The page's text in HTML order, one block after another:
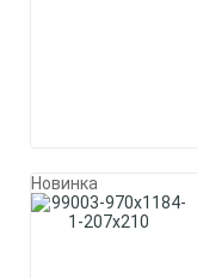
Новинка